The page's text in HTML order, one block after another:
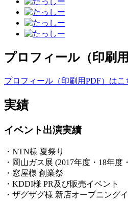
プロフィール（印刷用
プロフィール（印刷用PDF）はこ
実績
イベント出演実績
・NTN様 夏祭り
・岡⼭ガス展 (2017年度・18年度
・窓屋様 創業祭
・KDDI様 PR及び販売イベント
・ザグザグ様 新店オープニング